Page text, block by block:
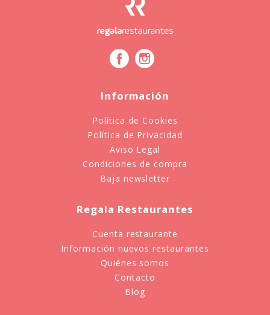
Información
Política de Cookies
Política de Privacidad
Aviso Legal
Condiciones de compra
Baja newsletter
Regala Restaurantes
Cuenta restaurante
Información nuevos restaurantes
Quiénes somos
Contacto
Blog